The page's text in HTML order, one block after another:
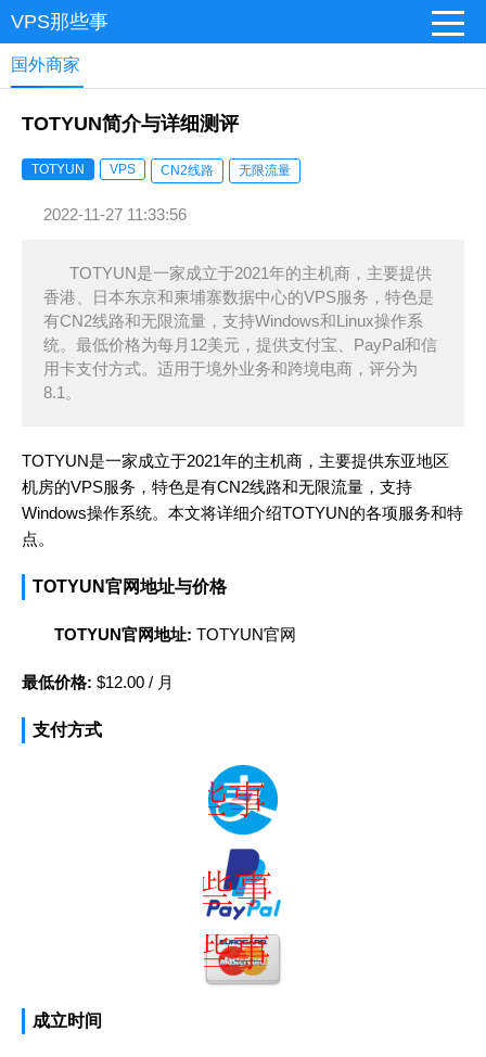
VPS那些事
国外商家
TOTYUN简介与详细测评
TOTYUN VPS CN2线路 无限流量
2022-11-27 11:33:56
TOTYUN是一家成立于2021年的主机商，主要提供
香港、日本东京和柬埔寨数据中心的VPS服务，特色是
有CN2线路和无限流量，支持Windows和Linux操作系
统。最低价格为每月12美元，提供支付宝、PayPal和信
用卡支付方式。适用于境外业务和跨境电商，评分为
8.1。
TOTYUN是一家成立于2021年的主机商，主要提供东亚地区
机房的VPS服务，特色是有CN2线路和无限流量，支持
Windows操作系统。本文将详细介绍TOTYUN的各项服务和特
点。
TOTYUN官网地址与价格
TOTYUN官网地址: TOTYUN官网
最低价格: $12.00 / 月
支付方式
成立时间